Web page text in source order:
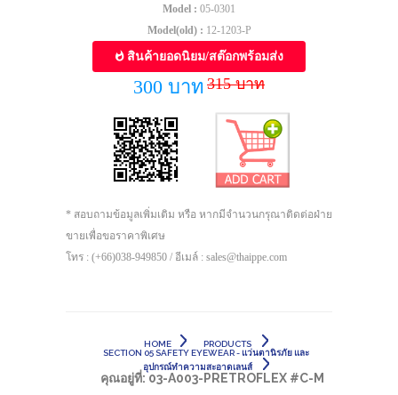
Model : 05-0301
Model(old) : 12-1203-P
สินค้ายอดนิยม/สต๊อกพร้อมส่ง
300 บาท 315 บาท
* สอบถามข้อมูลเพิ่มเติม หรือ หากมีจำนวนกรุณาติดต่อฝ่าย
ขายเพื่อขอราคาพิเศษ
โทร : (+66)038-949850 / อีเมล์ : sales@thaippe.com
HOME
PRODUCTS
SECTION 05 SAFETY EYEWEAR - แว่นตานิรภัย และ
อุปกรณ์ทำความสะอาดเลนส์
คุณอยู่ที่: 03-A003-PRETROFLEX #C-M